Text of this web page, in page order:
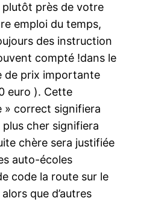
plutôt près de votre
emploi du temps,
des instruction
compté !dans le
de prix importante
euro ). Cette
» correct signifiera
cher signifiera
chère sera justifiée
auto-écoles
code la route sur le
que d’autres